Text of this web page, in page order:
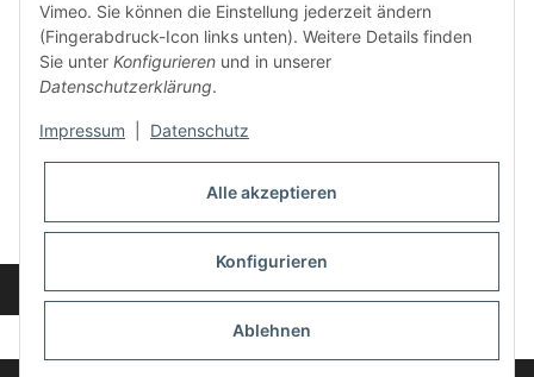
Frontline Games
Färbereiweg 3A
24358 Hütten
Oder mit Terminvereinbarung
info@frontlinegames.de
Widerrufsbutton
* Alle Preise inkl. gesetzlicher USt., zzgl.Versand
Vimeo. Sie können die Einstellung jederzeit ändern
(Fingerabdruck-Icon links unten). Weitere Details finden
Sie unter Konfigurieren und in unserer
Datenschutzerklärung.
Impressum Datenschutz
Alle akzeptieren
Konfigurieren
Ablehnen